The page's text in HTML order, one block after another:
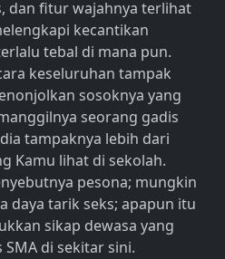
dan fitur wajahnya terlihat
kecantikan
tebal di mana pun.
keseluruhan tampak
sosoknya yang
seorang gadis
tampaknya lebih dari
Kamu lihat di sekolah.
pesona; mungkin
daya tarik seks; apapun itu
sikap dewasa yang
di sekitar sini.